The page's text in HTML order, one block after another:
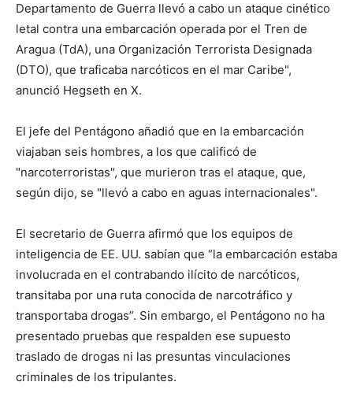
Departamento de Guerra llevó a cabo un ataque cinético
letal contra una embarcación operada por el Tren de
Aragua (TdA), una Organización Terrorista Designada
(DTO), que traficaba narcóticos en el mar Caribe",
anunció Hegseth en X.
El jefe del Pentágono añadió que en la embarcación
viajaban seis hombres, a los que calificó de
"narcoterroristas", que murieron tras el ataque, que,
según dijo, se "llevó a cabo en aguas internacionales".
El secretario de Guerra afirmó que los equipos de
inteligencia de EE. UU. sabían que “la embarcación estaba
involucrada en el contrabando ilícito de narcóticos,
transitaba por una ruta conocida de narcotráfico y
transportaba drogas”. Sin embargo, el Pentágono no ha
presentado pruebas que respalden ese supuesto
traslado de drogas ni las presuntas vinculaciones
criminales de los tripulantes.